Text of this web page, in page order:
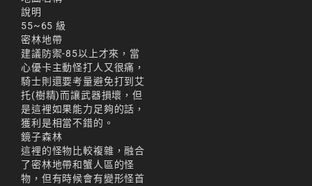
說明
55~65 級
密林地帶
建議防禦-85以上才來，當
心優卡主動怪打人又很痛，
騎士則還要考量避免打到艾
托(樹精)而讓武器損壞，但
是這裡如果能力足夠的話，
獲利是相當不錯的。
鏡子森林
這裡的怪物比較複雜，融合
了密林地帶和蟹人區的怪
物，但有時候會有變形怪首